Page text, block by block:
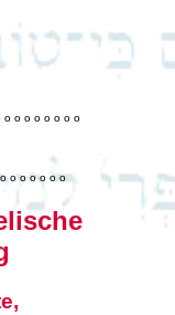
o o o o o o o o
o o o o o o o